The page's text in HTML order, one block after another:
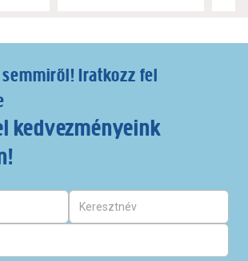
Iratkozz fel
kedvezményeink